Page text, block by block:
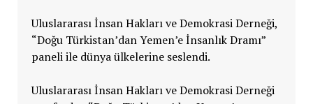
Uluslararası İnsan Hakları ve Demokrasi Derneği,
“Doğu Türkistan’dan Yemen’e İnsanlık Dramı”
paneli ile dünya ülkelerine seslendi.
Uluslararası İnsan Hakları ve Demokrasi Derneği